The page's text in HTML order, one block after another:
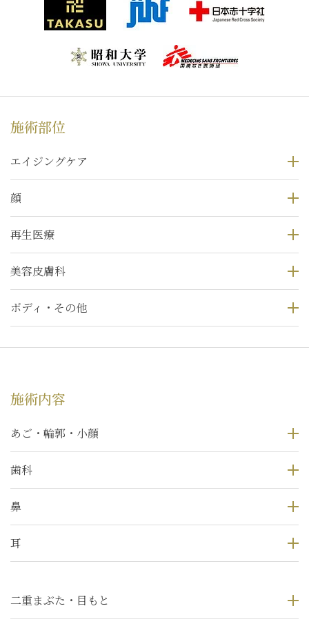
施術部位
エイジングケア
顔
再生医療
美容皮膚科
ボディ・その他
施術内容
あご・輪郭・小顔
歯科
鼻
耳
二重まぶた・目もと